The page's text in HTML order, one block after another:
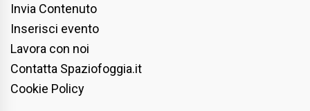
Invia Contenuto
Inserisci evento
Lavora con noi
Contatta Spaziofoggia.it
Cookie Policy